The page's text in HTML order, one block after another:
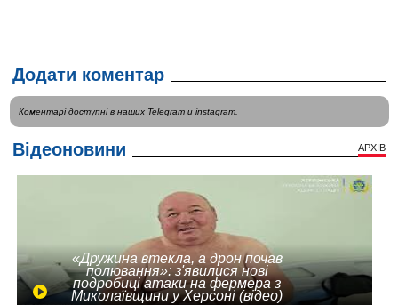
Додати коментар
Коментарі доступні в наших Telegramи instagram.
Відеоновини АРХІВ
«Дружина втекла, а дрон почав
полювання»: з'явилися нові
подробиці атаки на фермера з
Миколаївщини у Херсоні (відео)